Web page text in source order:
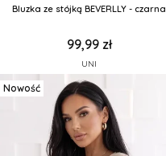
Bluzka ze stójką BEVERLLY - czarna
99,99 zł
UNI
Nowość